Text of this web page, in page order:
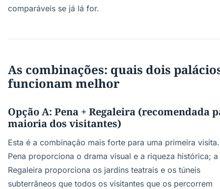
comparáveis se já lá for.
As combinações: quais dois
funcionam melhor
Opção A: Pena + Regaleira (recomendada
maioria dos visitantes)
Esta é a combinação mais forte para uma primeira
Pena proporciona o drama visual e a riqueza histórica; a
Regaleira proporciona os jardins teatrais e os túneis
subterrâneos que todos os visitantes que os percorrem